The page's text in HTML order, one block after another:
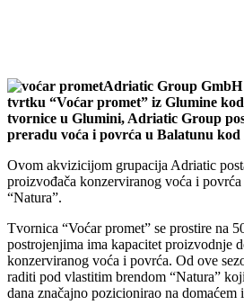
Adriatic Group GmbH
tvrtku “Voćar promet” iz Glumine
tvornice u Glumini, Adriatic Group
preradu voća i povrća u Balatunu
Ovom akvizicijom grupacija Adriatic
proizvođača konzerviranog voća i
“Natura”.
Tvornica “Voćar promet” se prostire na
postrojenjima ima kapacitet proizvodnje
konzerviranog voća i povrća. Od ove
raditi pod vlastitim brendom “Natura”
dana značajno pozicionirao na domaćem